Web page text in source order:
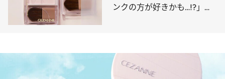
ンクの方が好きかも…!?」